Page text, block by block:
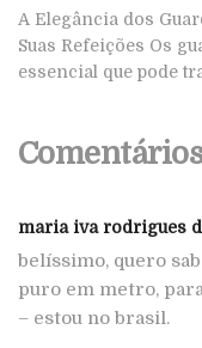
A Elegância dos
Suas Refeições Os
essencial que pode
maria iva rodrigues
belíssimo, quero
puro em metro,
– estou no brasil.